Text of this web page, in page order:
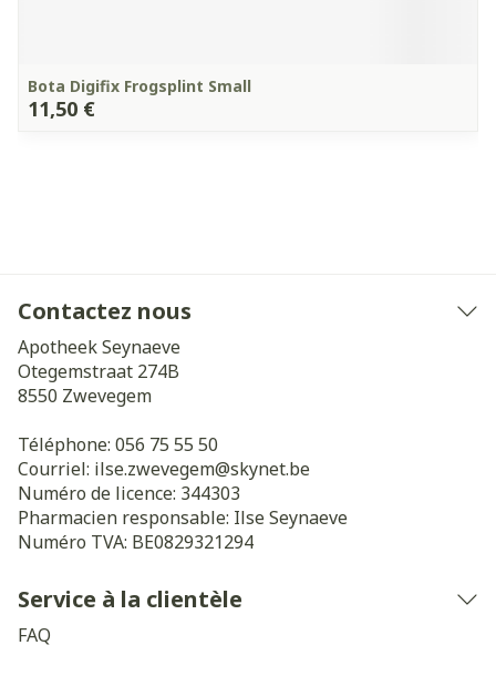
Bota Digifix Frogsplint Small
11,50 €
Contactez nous
Apotheek Seynaeve
Otegemstraat 274B
8550 Zwevegem
Téléphone: 056 75 55 50
Courriel: ilse.zwevegem@skynet.be
Numéro de licence: 344303
Pharmacien responsable: Ilse Seynaeve
Numéro TVA: BE0829321294
Service à la clientèle
FAQ